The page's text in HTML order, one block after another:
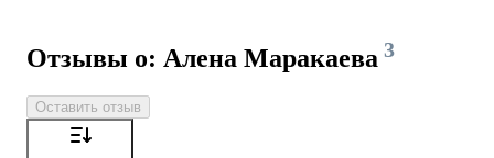
Отзывы о: Алена Маракаева 3
Оставить отзыв